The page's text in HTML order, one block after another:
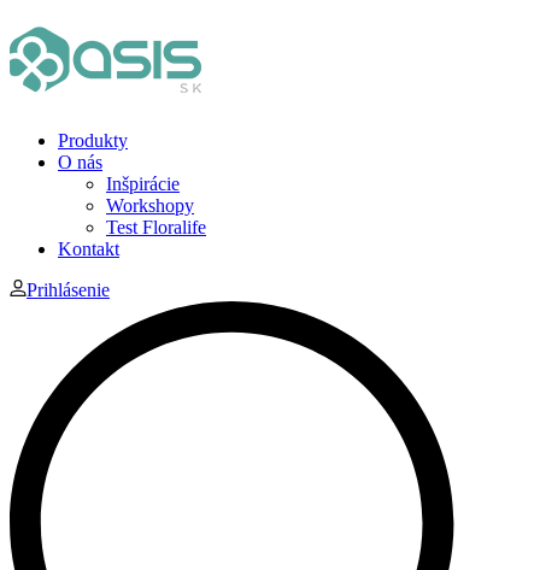
Produkty
O nás
Inšpirácie
Workshopy
Test Floralife
Kontakt
Prihlásenie